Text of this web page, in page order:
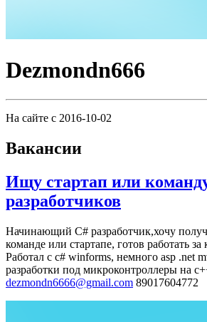
Dezmondn666
На сайте с 2016-10-02
Вакансии
Ищу стартап или
разработчиков
Начинающий C# разработчик,хочу
команде или стартапе, готов работать
Работал с c# winforms, немного asp .net
разработки под микроконтроллеры на
dezmondn6666@gmail.com 89017604772